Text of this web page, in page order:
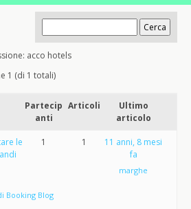
acco hotels
1 (di 1 totali)
Partecip
anti
Articoli
Ultimo
articolo
le
Booking Blog
1 1
11 anni, 8 mesi
fa
marghe